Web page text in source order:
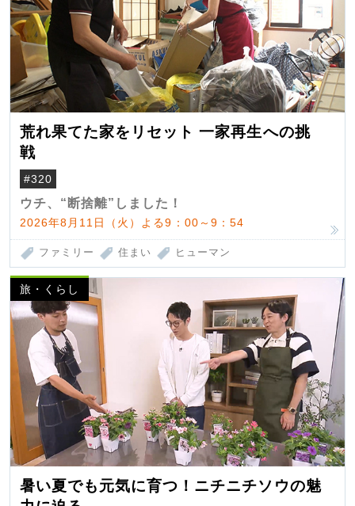
荒れ果てた家をリセット 一家再生への挑
戦
#320
ウチ、“断捨離”しました！
2026年8月11日（火）よる9：00～9：54
ファミリー 住まい ヒューマン
旅・くらし
暑い夏でも元気に育つ！ニチニチソウの魅